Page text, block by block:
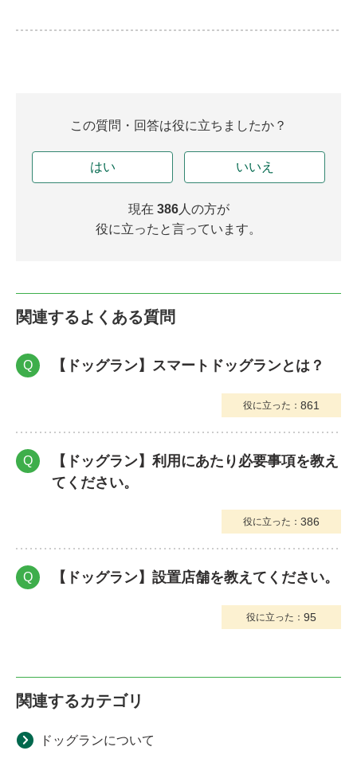
この質問・回答は役に立ちましたか？
はい いいえ
現在 386人の方が
役に立ったと言っています。
関連するよくある質問
Q 【ドッグラン】スマートドッグランとは？
役に立った： 861
Q
【ドッグラン】利用にあたり必要事項を教え
てください。
役に立った： 386
Q 【ドッグラン】設置店舗を教えてください。
役に立った： 95
関連するカテゴリ
ドッグランについて